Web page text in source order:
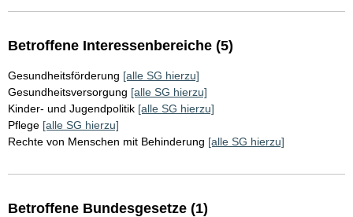
Betroffene Interessenbereiche (5)
Gesundheitsförderung [alle SG hierzu]
Gesundheitsversorgung [alle SG hierzu]
Kinder- und Jugendpolitik [alle SG hierzu]
Pflege [alle SG hierzu]
Rechte von Menschen mit Behinderung [alle SG hierzu]
Betroffene Bundesgesetze (1)